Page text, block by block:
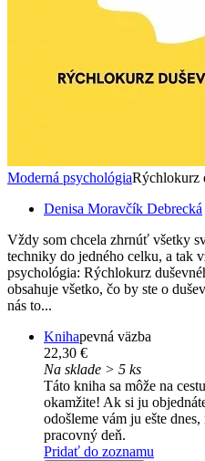
Moderná psychológiaRýchlokurz
Denisa Moravčík Debrecká
Vždy som chcela zhrnúť všetky
techniky do jedného celku, a tak
psychológia: Rýchlokurz
obsahuje všetko, čo by ste o
nás to...
Knihapevná väzba
22,30 €
Na sklade > 5 ks
Táto kniha sa môže na
okamžite! Ak si ju
odošleme vám ju ešte
pracovný deň.
Pridať do zoznamu